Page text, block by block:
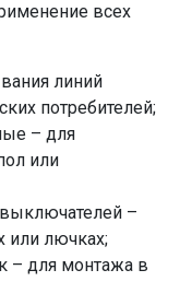
всех
линий
потребителей;
– для
или
–
или лючках;
– для монтажа в